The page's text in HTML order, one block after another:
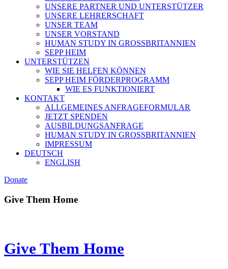
UNSERE PARTNER UND UNTERSTÜTZER
UNSERE LEHRERSCHAFT
UNSER TEAM
UNSER VORSTAND
HUMAN STUDY IN GROSSBRITANNIEN
SEPP HEIM
UNTERSTÜTZEN
WIE SIE HELFEN KÖNNEN
SEPP HEIM FÖRDERPROGRAMM
WIE ES FUNKTIONIERT
KONTAKT
ALLGEMEINES ANFRAGEFORMULAR
JETZT SPENDEN
AUSBILDUNGSANFRAGE
HUMAN STUDY IN GROSSBRITANNIEN
IMPRESSUM
DEUTSCH
ENGLISH
Donate
Give Them Home
Give Them Home